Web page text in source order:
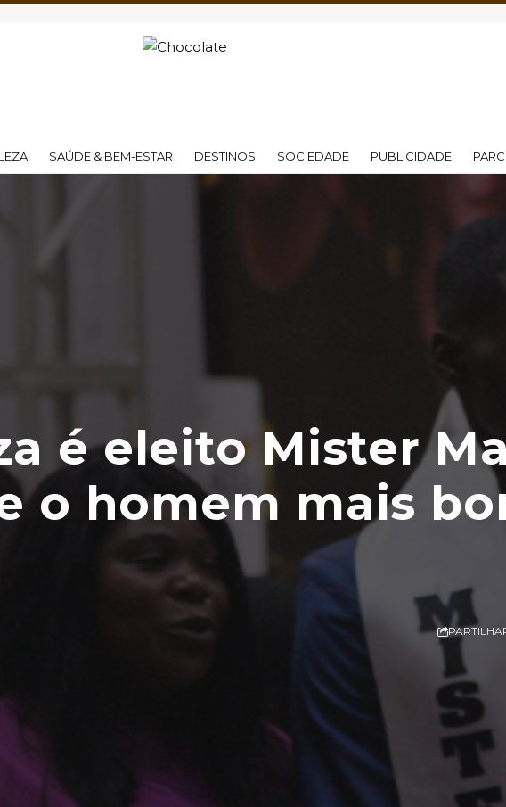
SAÚDE & BEM-ESTAR DESTINOS SOCIEDADE PUBLICIDADE
é eleito Mister
o homem mais